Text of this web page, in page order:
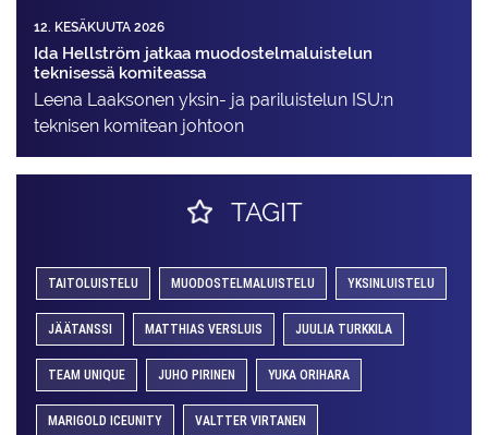
12. KESÄKUUTA 2026
Ida Hellström jatkaa muodostelmaluistelun
teknisessä komiteassa
Leena Laaksonen yksin- ja pariluistelun ISU:n
teknisen komitean johtoon
TAGIT
TAITOLUISTELU MUODOSTELMALUISTELU YKSINLUISTELU
JÄÄTANSSI MATTHIAS VERSLUIS JUULIA TURKKILA
TEAM UNIQUE JUHO PIRINEN YUKA ORIHARA
MARIGOLD ICEUNITY VALTTER VIRTANEN